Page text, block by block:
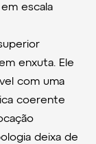
escala
enxuta. Ele
com uma
coerente
deixa de